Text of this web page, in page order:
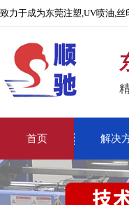
致力于成为东莞注塑,UV喷油,
首页 解决